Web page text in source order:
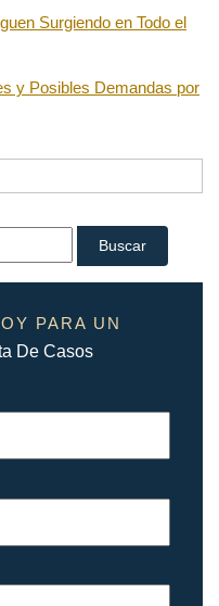
Surgiendo en Todo el
y Posibles Demandas por
PARA UN
De Casos